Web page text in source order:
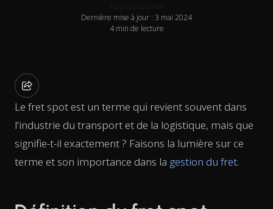
Rasmus Leichter
Dernière mise à jour : 3 mai 2024
4 min de lecture
Le fret spot est un terme qui revient souvent dans
l'industrie du transport et de la logistique, mais que
signifie-t-il exactement ? Faisons la lumière sur ce
terme et son importance dans la gestion du fret.